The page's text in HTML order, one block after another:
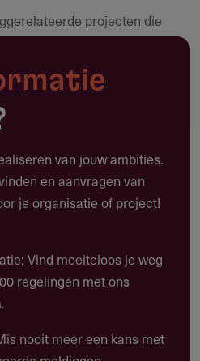
projecten die
en het welzijn van inwoners
ligt op initiatieven die:
voor burgers in Rijnmond
ziekte en zorg naar
besparingen in zorgkosten
en reproduceerbaar zijn
drie jaar uitvoerbaar zijn.
maximaal één jaar
gericht zijn op
van jouw ambities.
en aanvragen van
je organisatie of project!
Vind moeiteloos je weg
regelingen met ons
nooit meer een kans met